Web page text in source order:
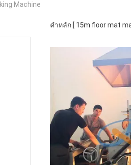
Machine
คำหลัก [ 15m floor mat